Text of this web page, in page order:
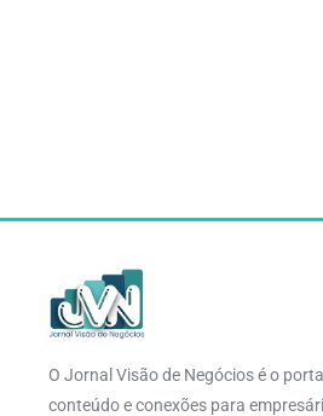
O Jornal Visão de Negócios é o
conteúdo e conexões para